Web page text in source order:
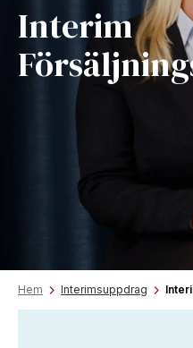
Interim
Hem Interimsuppdrag